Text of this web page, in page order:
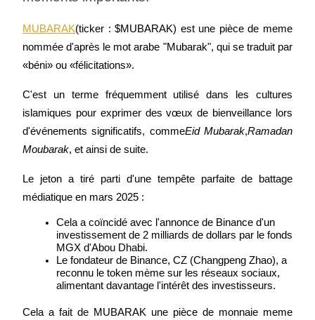
MUBARAK(ticker : $MUBARAK) est une pièce de meme
nommée d'après le mot arabe "Mubarak", qui se traduit par
«béni» ou «félicitations».
C'est un terme fréquemment utilisé dans les cultures
islamiques pour exprimer des vœux de bienveillance lors
d'événements significatifs, commeEid Mubarak,Ramadan
Moubarak, et ainsi de suite.
Le jeton a tiré parti d'une tempête parfaite de battage
médiatique en mars 2025 :
Cela a coïncidé avec l'annonce de Binance d'un
investissement de 2 milliards de dollars par le fonds
MGX d'Abou Dhabi.
Le fondateur de Binance, CZ (Changpeng Zhao), a
reconnu le token mème sur les réseaux sociaux,
alimentant davantage l'intérêt des investisseurs.
Cela a fait de MUBARAK une pièce de monnaie meme